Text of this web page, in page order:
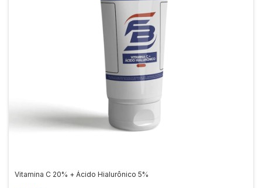
Vitamina C 20% + Ácido Hialurônico 5%